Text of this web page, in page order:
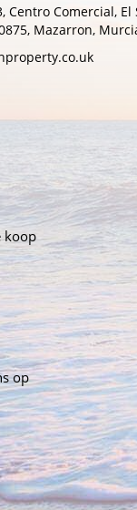
Centro Comercial,
Mazarron,
koop
op